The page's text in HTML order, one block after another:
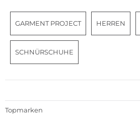
GARMENT PROJECT HERREN
SCHNÜRSCHUHE
Topmarken